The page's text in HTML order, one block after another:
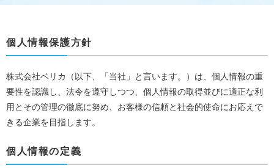
個人情報保護方針
株式会社ベリカ（以下、「当社」と言います。）は、個人情報の重
要性を認識し、法令を遵守しつつ、個人情報の取得並びに適正な利
用とその管理の徹底に努め、お客様の信頼と社会的使命にお応えで
きる企業を目指します。
個人情報の定義